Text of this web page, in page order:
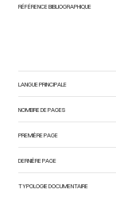
RÉFÉRENCE BIBLIOGRAPHIQUE
LANGUE PRINCIPALE
NOMBRE DE PAGES
PREMIÈRE PAGE
DERNIÈRE PAGE
TYPOLOGIE DOCUMENTAIRE